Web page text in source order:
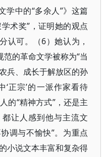
学中的“多余人”》这篇
术奖”，证明她的观点
认可。（6）她认为，
的革命文学被称为“当
兵、成长于解放区的孙
正宗’的一派作家看待
的“精神方式”，还是主
让人感到他与主流文
调与不愉快”。为重点
小说文本丰富和复杂得